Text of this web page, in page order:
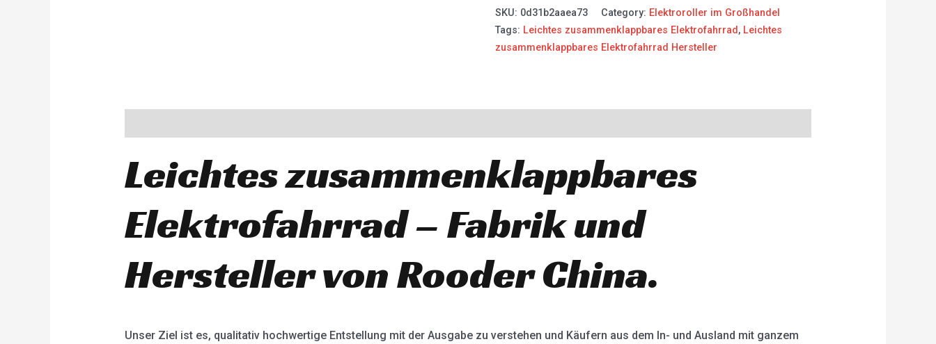
SKU: 0d31b2aaea73 Category: Elektroroller im Großhandel
Tags: Leichtes zusammenklappbares Elektrofahrrad , Leichtes
zusammenklappbares Elektrofahrrad Hersteller
Leichtes zusammenklappbares
Elektrofahrrad – Fabrik und
Hersteller von Rooder China.
Unser Ziel ist es, qualitativ hochwertige Entstellung mit der Ausgabe zu verstehen und Käufern aus dem In- und Ausland mit ganzem